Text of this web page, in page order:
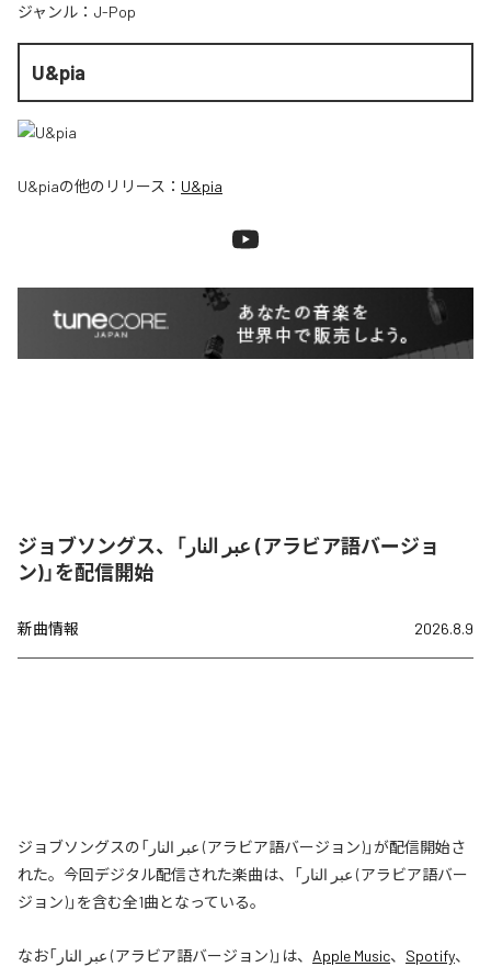
ジャンル： J-Pop
U&pia
U&piaの他のリリース： U&pia
ジョブソングス、「عبر النار (アラビア語バージョ
ン)」を配信開始
新曲情報 2026.8.9
ジョブソングスの「عبر النار (アラビア語バージョン)」が配信開始さ
れた。今回デジタル配信された楽曲は、「عبر النار (アラビア語バー
ジョン)」を含む全1曲となっている。
なお「 عبر النار (アラビア語バージョン)」は、 Apple Music、 Spotify、